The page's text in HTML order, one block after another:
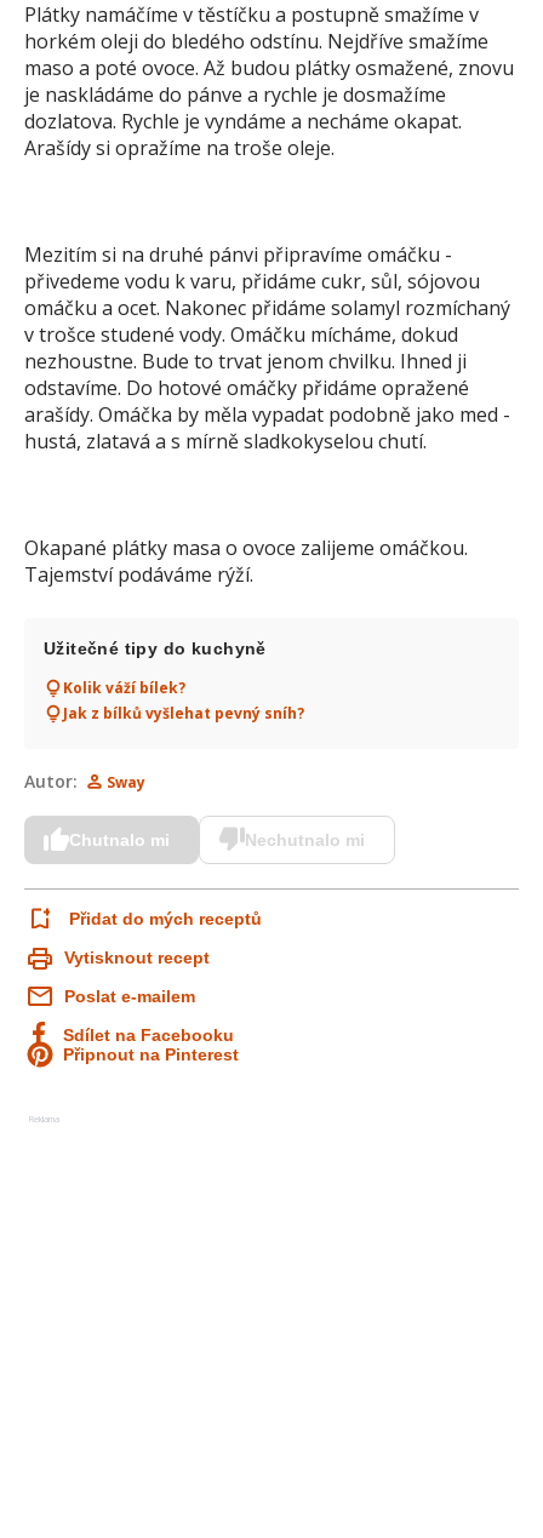
Plátky namáčíme v těstíčku a postupně smažíme v
horkém oleji do bledého odstínu. Nejdříve smažíme
maso a poté ovoce. Až budou plátky osmažené, znovu
je naskládáme do pánve a rychle je dosmažíme
dozlatova. Rychle je vyndáme a necháme okapat.
Arašídy si opražíme na troše oleje.
Mezitím si na druhé pánvi připravíme omáčku -
přivedeme vodu k varu, přidáme cukr, sůl, sójovou
omáčku a ocet. Nakonec přidáme solamyl rozmíchaný
v trošce studené vody. Omáčku mícháme, dokud
nezhoustne. Bude to trvat jenom chvilku. Ihned ji
odstavíme. Do hotové omáčky přidáme opražené
arašídy. Omáčka by měla vypadat podobně jako med -
hustá, zlatavá a s mírně sladkokyselou chutí.
Okapané plátky masa o ovoce zalijeme omáčkou.
Tajemství podáváme rýží.
Užitečné tipy do kuchyně
Kolik váží bílek?
Jak z bílků vyšlehat pevný sníh?
Autor: Sway
Chutnalo mi Nechutnalo mi
Přidat do mých receptů
Vytisknout recept
Poslat e-mailem
Sdílet na Facebooku
Připnout na Pinterest
Reklama